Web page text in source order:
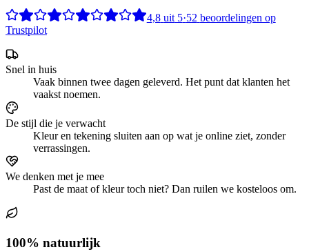
4,8 uit5·52 beoordelingen op
Trustpilot
Snel in huis
Vaak binnen twee dagen geleverd. Het punt dat klanten het
vaakst noemen.
De stijl die je verwacht
Kleur en tekening sluiten aan op wat je online ziet, zonder
verrassingen.
We denken met je mee
Past de maat of kleur toch niet? Dan ruilen we kosteloos om.
100% natuurlijk